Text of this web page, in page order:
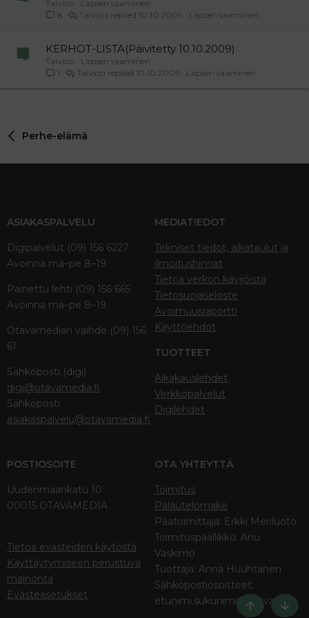
Talvicci
Lapsen saaminen
8
Lapsen saaminen
10.10.2009
Talvicci
KERHOT-LISTA(Päivitetty 10.10.2009)
Talvicci
Lapsen saaminen
1
Lapsen saaminen
10.10.2009
Talvicci
Perhe-elämä
ASIAKASPALVELU
Digipalvelut (09) 156 6227
Avoinna ma–pe 8–19
Painettu lehti (09) 156 665
Avoinna ma–pe 8–19
Otavamedian vaihde (09) 156
61
Sähköposti (digi)
digi@otavamedia.fi
Sähköposti
asiakaspalvelu@otavamedia.fi
MEDIATIEDOT
Tekniset tiedot, aikataulut ja
ilmoitushinnat
Tietoa verkon kävijöistä
Tietosuojaseloste
Avoimuusraportti
Käyttöehdot
TUOTTEET
Aikakauslehdet
Verkkopalvelut
Digilehdet
POSTIOSOITE
Uudenmaankatu 10
00015 OTAVAMEDIA
Tietoa evästeiden käytöstä
Käyttäytymiseen perustuva
mainonta
Evästeasetukset
OTA YHTEYTTÄ
Toimitus
Palautelomake
Päätoimittaja: Erkki Meriluoto
Toimituspäällikkö: Anu
Vaskimo
Tuottaja: Anna Huuhtanen
Sähköpostiosoitteet:
etunimi.sukunimi@otava.fi
Ylös